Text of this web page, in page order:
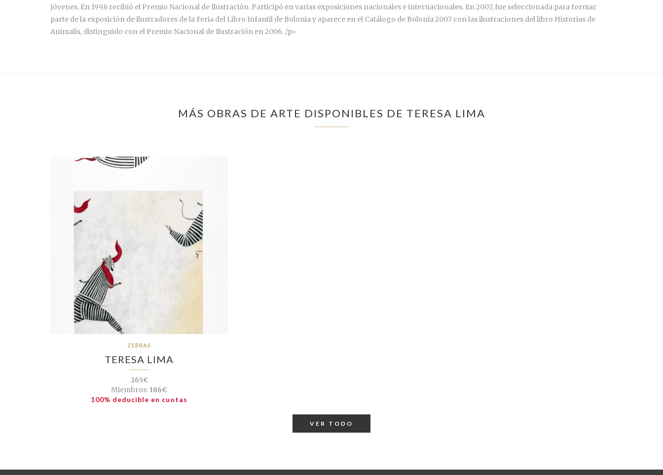
Jóvenes. En 1998 recibió el Premio Nacional de Ilustración. Participó en varias exposiciones nacionales e internacionales. En 2007, fue seleccionada para formar
parte de la exposición de ilustradores de la Feria del Libro Infantil de Bolonia y aparece en el Catálogo de Bolonia 2007 con las ilustraciones del libro Historias de
Animalis, distinguido con el Premio Nacional de Ilustración en 2006. /p>
MÁS OBRAS DE ARTE DISPONIBLES DE TERESA LIMA
ZEBRAS
TERESA LIMA
265€
Miembros: 186€
100% deducible en cuotas
VER TODO